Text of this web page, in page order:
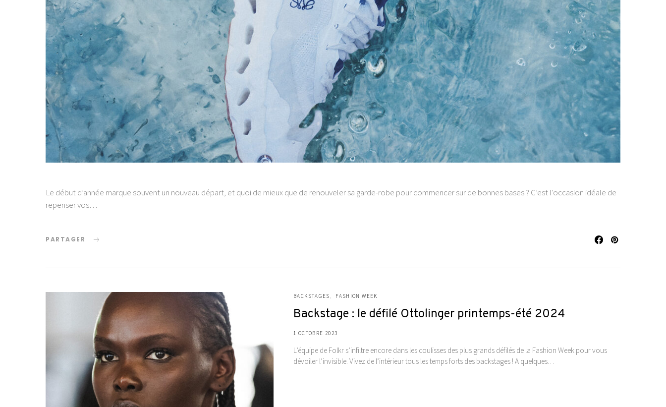
Le début d’année marque souvent un nouveau départ, et quoi de mieux que de renouveler sa garde-robe pour commencer sur de bonnes bases ? C’est l’occasion idéale de
repenser vos…
PARTAGER
BACKSTAGES FASHION WEEK
Backstage : le défilé Ottolinger printemps-été 2024
1 OCTOBRE 2023
L’équipe de Folkr s’infiltre encore dans les coulisses des plus grands défilés de la Fashion Week pour vous
dévoiler l’invisible. Vivez de l’intérieur tous les temps forts des backstages ! A quelques…